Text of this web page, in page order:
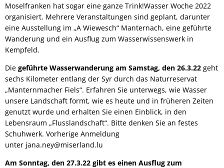
Moselfranken hat sogar eine ganze Trink!Wasser Woche 2022
organisiert. Mehrere Veranstaltungen sind geplant, darunter
eine Ausstellung im „A Wiewesch“ Manternach, eine geführte
Wanderung und ein Ausflug zum Wasserwissenswerk in
Kempfeld.
Die geführte Wasserwanderung am Samstag, den 26.3.22 geht
sechs Kilometer entlang der Syr durch das Naturreservat
„Manternmacher Fiels“. Erfahren Sie unterwegs, wie Wasser
unsere Landschaft formt, wie es heute und in früheren Zeiten
genutzt wurde und erhalten Sie einen Einblick, in den
Lebensraum „Flusslandschaft“. Bitte denken Sie an festes
Schuhwerk. Vorherige Anmeldung
unter jana.ney@miserland.lu
Am Sonntag, den 27.3.22 gibt es einen Ausflug zum